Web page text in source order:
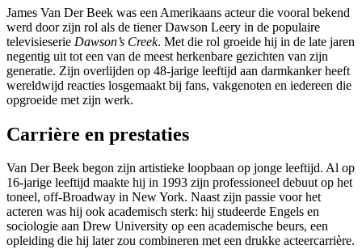
James Van Der Beek was een Amerikaans acteur die vooral bekend
werd door zijn rol als de tiener Dawson Leery in de populaire
televisieserie Dawson’s Creek. Met die rol groeide hij in de late jaren
negentig uit tot een van de meest herkenbare gezichten van zijn
generatie. Zijn overlijden op 48-jarige leeftijd aan darmkanker heeft
wereldwijd reacties losgemaakt bij fans, vakgenoten en iedereen die
opgroeide met zijn werk.
Carrière en prestaties
Van Der Beek begon zijn artistieke loopbaan op jonge leeftijd. Al op
16-jarige leeftijd maakte hij in 1993 zijn professioneel debuut op het
toneel, off-Broadway in New York. Naast zijn passie voor het
acteren was hij ook academisch sterk: hij studeerde Engels en
sociologie aan Drew University op een academische beurs, een
opleiding die hij later zou combineren met een drukke acteercarrière.